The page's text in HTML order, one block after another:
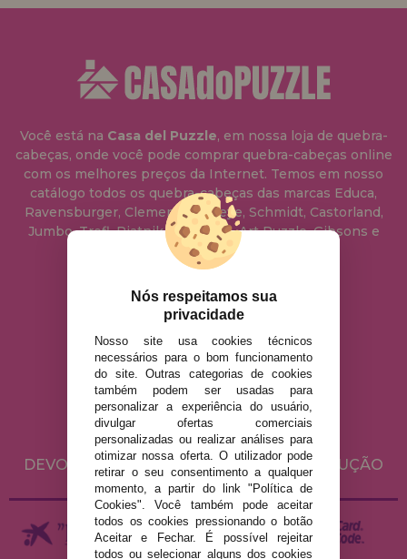
Você está na Casa del Puzzle, em nossa loja de quebra-
cabeças, onde você pode comprar quebra-cabeças online
com os melhores preços da Internet. Temos em nosso
catálogo todos os quebra-cabeças das marcas Educa,
Ravensburger, Clementoni, Heye, Schmidt, Castorland,
Jumbo, Trefl, Piatnik, Anatolian, Art Puzzle, Gibsons e
muito mais.
info@casadopuzzle.pt
AVISO LEGAL
POLÍTICA DE PRIVACIDADE
POLÍTICA DE COOKIES
ENVIO E DEVOLUÇÕES
DEVOLUÇÕES / DIREITO DE LIVRE RESOLUÇÃO
Nós respeitamos sua
privacidade
Nosso site usa cookies técnicos
necessários para o bom funcionamento
do site. Outras categorias de cookies
também podem ser usadas para
personalizar a experiência do usuário,
divulgar ofertas comerciais
personalizadas ou realizar análises para
otimizar nossa oferta. O utilizador pode
retirar o seu consentimento a qualquer
momento, a partir do link "Política de
Cookies". Você também pode aceitar
todos os cookies pressionando o botão
Aceitar e Fechar. É possível rejeitar
todos ou selecionar alguns dos cookies